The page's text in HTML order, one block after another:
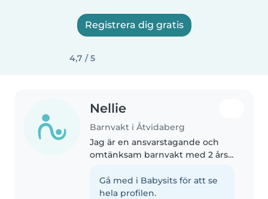
Registrera dig gratis
4,7 / 5
Nellie
Barnvakt i Åtvidaberg
Jag är en ansvarstagande och
omtänksam barnvakt med 2 års
förskolebarn och spädbarn. Jag
har erfarenhet av att arbeta med
Gå med i Babysits för att se
hela profilen.